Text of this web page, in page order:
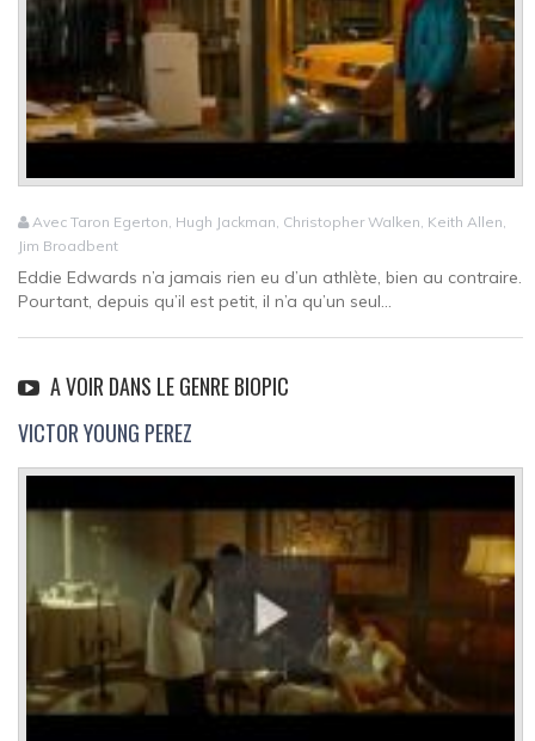
Avec Taron Egerton, Hugh Jackman, Christopher Walken, Keith Allen,
Jim Broadbent
Eddie Edwards n’a jamais rien eu d’un athlète, bien au contraire.
Pourtant, depuis qu’il est petit, il n’a qu’un seul...
A VOIR DANS LE GENRE BIOPIC
VICTOR YOUNG PEREZ